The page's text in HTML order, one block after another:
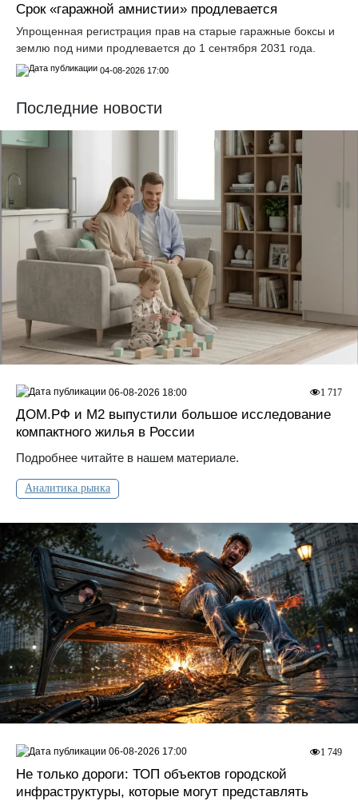
Срок «гаражной амнистии» продлевается
Упрощенная регистрация прав на старые гаражные боксы и
землю под ними продлевается до 1 сентября 2031 года.
04-08-2026 17:00
Последние новости
ДOМ.PФ и М2 выпустили большое исследование
компактного жилья в России
Подробнее читайте в нашем материале.
Аналитика рынка
1 717
06-08-2026 18:00
Не только дороги: ТОП объектов городской
инфраструктуры, которые могут представлять
1 749
06-08-2026 17:00